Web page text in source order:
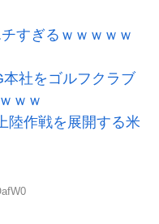
すぎるｗｗｗｗｗ
本社をゴルフクラブ
ｗｗ
陸作戦を展開する米